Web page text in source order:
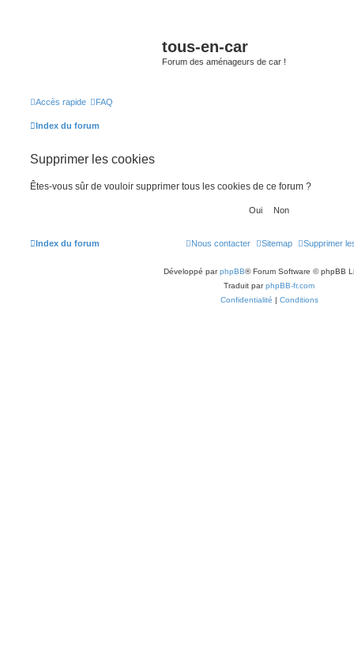
tous-en-car
Forum des aménageurs de car !
Accès rapide FAQ
Index du forum
Supprimer les cookies
Êtes-vous sûr de vouloir supprimer tous les cookies de ce forum ?
Index du forum Supprimer
Sitemap
Nous contacter
Développé parphpBB® Forum Software © phpBB
Traduit parphpBB-fr.com
Confidentialité | Conditions